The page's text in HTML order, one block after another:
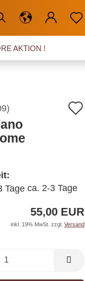
AKTION !
)
ca. 2-3 Tage
55,00 EUR
inkl. 19% MwSt. zzgl. Versand